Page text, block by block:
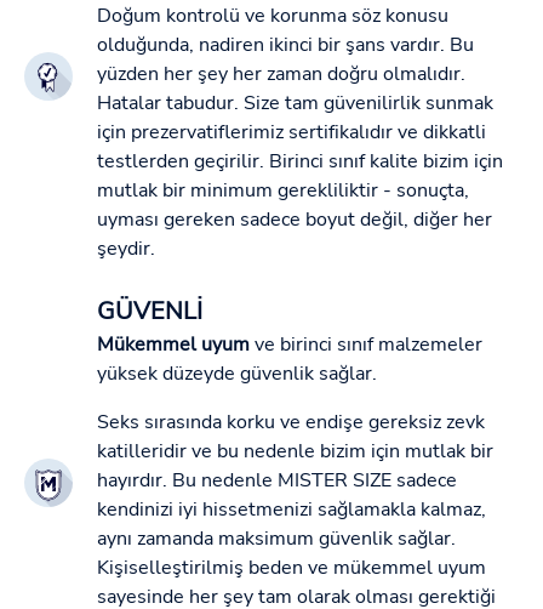
Doğum kontrolü ve korunma söz konusu
olduğunda, nadiren ikinci bir şans vardır. Bu
yüzden her şey her zaman doğru olmalıdır.
Hatalar tabudur. Size tam güvenilirlik sunmak
için prezervatiflerimiz sertifikalıdır ve dikkatli
testlerden geçirilir. Birinci sınıf kalite bizim için
mutlak bir minimum gerekliliktir - sonuçta,
uyması gereken sadece boyut değil, diğer her
şeydir.
GÜVENLİ
Mükemmel uyumve birinci sınıf malzemeler
yüksek düzeyde güvenlik sağlar.
Seks sırasında korku ve endişe gereksiz zevk
katilleridir ve bu nedenle bizim için mutlak bir
hayırdır. Bu nedenle MISTER SIZE sadece
kendinizi iyi hissetmenizi sağlamakla kalmaz,
aynı zamanda maksimum güvenlik sağlar.
Kişiselleştirilmiş beden ve mükemmel uyum
sayesinde her şey tam olarak olması gerektiği